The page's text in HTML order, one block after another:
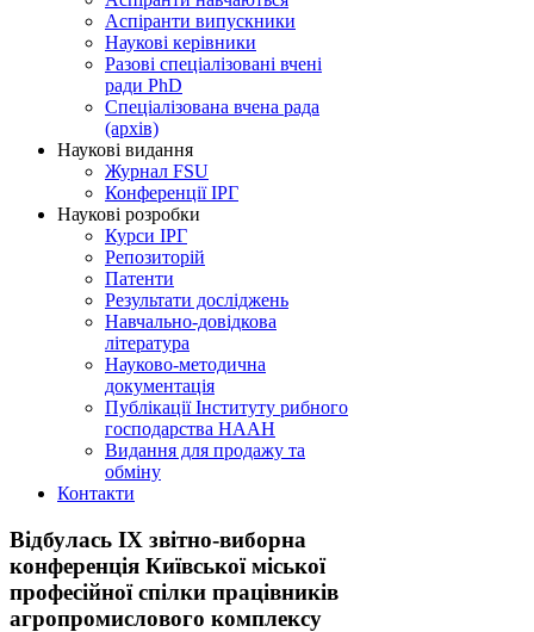
Аспіранти випускники
Наукові керівники
Разові спеціалізовані вчені
ради PhD
Спеціалізована вчена рада
(архів)
Наукові видання
Журнал FSU
Конференції ІРГ
Наукові розробки
Курси ІРГ
Репозиторій
Патенти
Результати досліджень
Навчально-довідкова
література
Науково-методична
документація
Публікації Інституту рибного
господарства НААН
Видання для продажу та
обміну
Контакти
Відбулась ІХ звітно-виборна
конференція Київської міської
професійної спілки працівників
агропромислового комплексу